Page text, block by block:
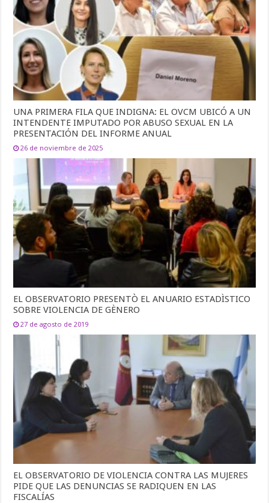
UNA PRIMERA FILA QUE INDIGNA: EL OVCM UBICÓ A UN
INTENDENTE IMPUTADO POR ABUSO SEXUAL EN LA
PRESENTACIÓN DEL INFORME ANUAL
26 de noviembre de 2025
EL OBSERVATORIO PRESENTÒ EL ANUARIO ESTADÌSTICO
SOBRE VIOLENCIA DE GÈNERO
27 de agosto de 2019
EL OBSERVATORIO DE VIOLENCIA CONTRA LAS MUJERES
PIDE QUE LAS DENUNCIAS SE RADIQUEN EN LAS
FISCALÍAS